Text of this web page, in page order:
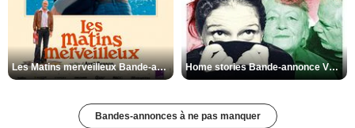
Les Matins merveilleux Bande-annonce VF Home stories Bande-annonce VO STFR
Bandes-annonces à ne pas manquer